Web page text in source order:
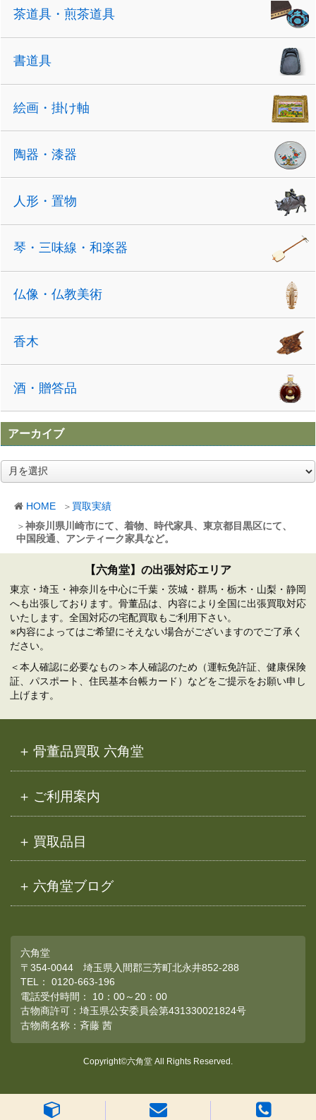
HOME
買取実績
神奈川県川崎市にて、着物、時代家具、東京都目黒区にて、
中国段通、アンティーク家具など。
茶道具・煎茶道具
書道具
絵画・掛け軸
陶器・漆器
人形・置物
琴・三味線・和楽器
仏像・仏教美術
香木
酒・贈答品
アーカイブ
ア
ー
【六角堂】の出張対応エリア
東京・埼玉・神奈川を中心に千葉・茨城・群馬・栃木・山梨・静岡
へも出張しております。骨董品は、内容により全国に出張買取対応
いたします。全国対応の宅配買取もご利用下さい。
※内容によってはご希望にそえない場合がございますのでご了承く
ださい。
＜本人確認に必要なもの＞本人確認のため（運転免許証、健康保険
証、パスポート、住民基本台帳カード）などをご提示をお願い申し
上げます。
骨董品買取 六角堂
ご利用案内
買取品目
六角堂ブログ
六角堂
〒354-0044 埼玉県入間郡三芳町北永井852-288
TEL： 0120-663-196
電話受付時間： 10：00～20：00
古物商許可：埼玉県公安委員会第431330021824号
古物商名称：斉藤 茜
Copyright©六角堂 All Rights Reserved.